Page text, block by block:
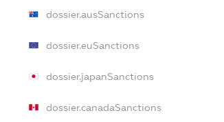
dossier.ausSanctions
dossier.euSanctions
dossier.japanSanctions
dossier.canadaSanctions